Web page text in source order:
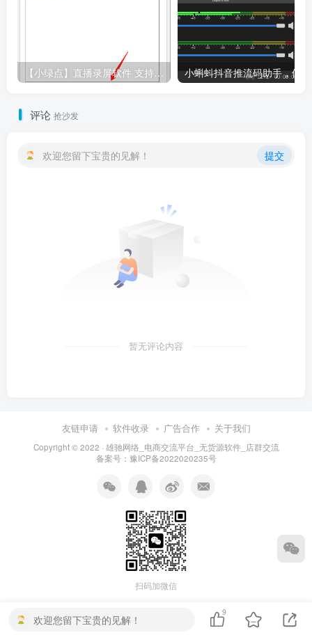
【小绿点】直播录屏软件 支持抖音快手直播屏幕高清录制
评论 抢沙发
欢迎您留下宝贵的见解！ 提交
暂无评论内容
友链申请 软件收录 广告合作 关于我们
Copyright © 2022 · 雄驰网络_电商交流平台_无货源软件_店群交流
备案号： 豫ICP备2022020235号
扫码加微信
欢迎您留下宝贵的见解！
9